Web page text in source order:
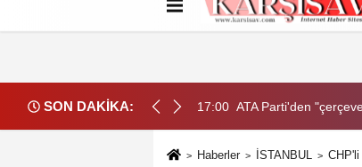
Hakkımızda Künye İletişim
SON DAKİKA:
eşitlik yönünden eksiklikler giderilmeli
17:00 ATA Parti'den
Haberler İSTANBUL CHP'li